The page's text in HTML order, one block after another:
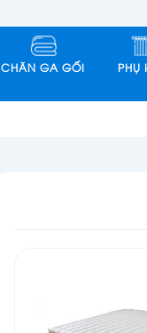
CHĂN GA GỐI PHỤ